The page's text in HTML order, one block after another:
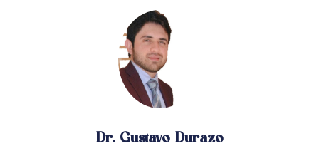
Dr. Gustavo Durazo